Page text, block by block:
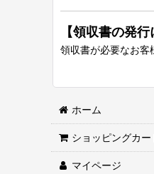
【領収書の発行
領収書が必要なお客
ホーム
ショッピングカー
マイページ